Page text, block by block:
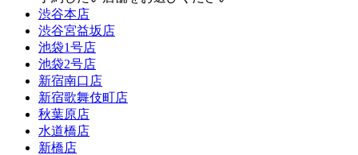
渋谷本店
渋谷宮益坂店
池袋1号店
池袋2号店
新宿南口店
新宿歌舞伎町店
秋葉原店
水道橋店
新橋店